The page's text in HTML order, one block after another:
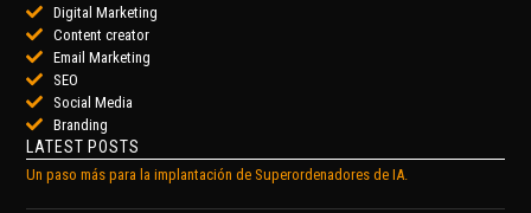
Digital Marketing
Content creator
Email Marketing
SEO
Social Media
Branding
LATEST POSTS
Un paso más para la implantación de Superordenadores de IA.